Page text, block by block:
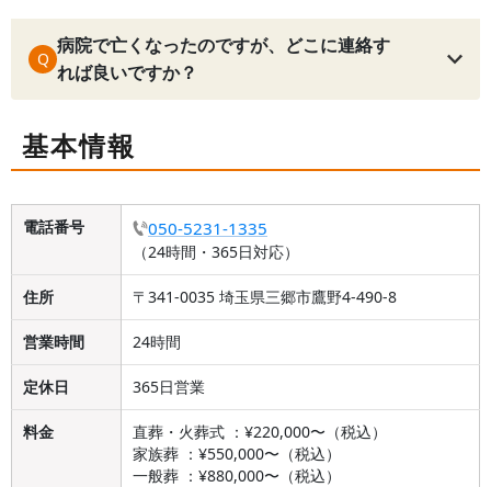
Q
病院で亡くなったのですが、どこに連絡す
れば良いですか？
基本情報
電話番号 050-5231-1335
（24時間・365日対応）
住所 〒341-0035 埼玉県三郷市鷹野4-490-8
営業時間 24時間
定休日 365日営業
料金
直葬・火葬式 ：¥220,000〜（税込）
家族葬 ：¥550,000〜（税込）
一般葬 ：¥880,000〜（税込）